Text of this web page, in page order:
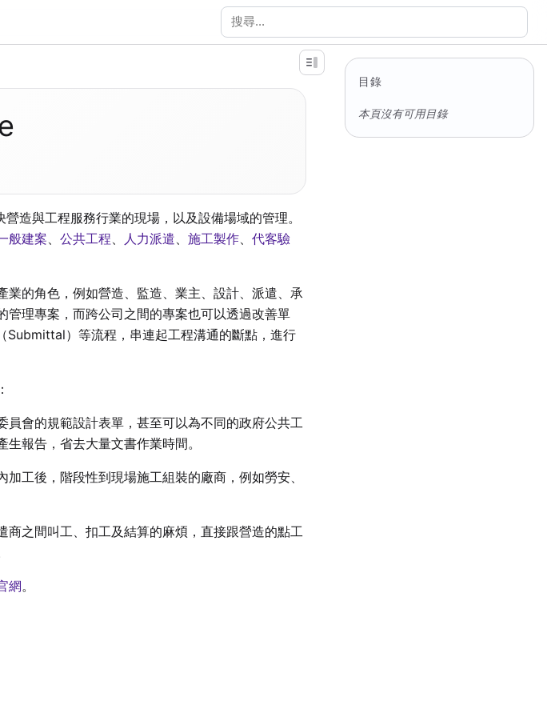
搜尋文件
造與工程服務行業的現場，以及設備場域的管理。
般建案 、公共工程 人力派遣 、施工製作 、代客驗
的角色，例如營造、監造、業主、設計、派遣、承
管理專案，而跨公司之間的專案也可以透過改善單
Submittal）等流程，串連起工程溝通的斷點，進行
員會的規範設計表單，甚至可以為不同的政府公共工
報告，省去大量文書作業時間。
加工後，階段性到現場施工組裝的廠商，例如勞安、
商之間叫工、扣工及結算的麻煩，直接跟營造的點工
網。
目錄
本頁沒有可用目錄